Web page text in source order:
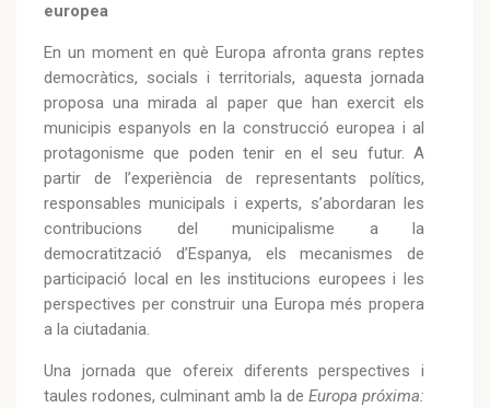
europea
En un moment en què Europa afronta grans reptes
democràtics, socials i territorials, aquesta jornada
proposa una mirada al paper que han exercit els
municipis espanyols en la construcció europea i al
protagonisme que poden tenir en el seu futur. A
partir de l’experiència de representants polítics,
responsables municipals i experts, s’abordaran les
contribucions del municipalisme a la
democratització d’Espanya, els mecanismes de
participació local en les institucions europees i les
perspectives per construir una Europa més propera
a la ciutadania.
Una jornada que ofereix diferents perspectives i
taules rodones, culminant amb la de Europa próxima: